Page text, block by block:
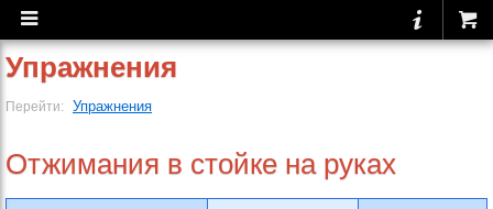
Упражнения
Перейти: Упражнения
Отжимания в стойке на руках